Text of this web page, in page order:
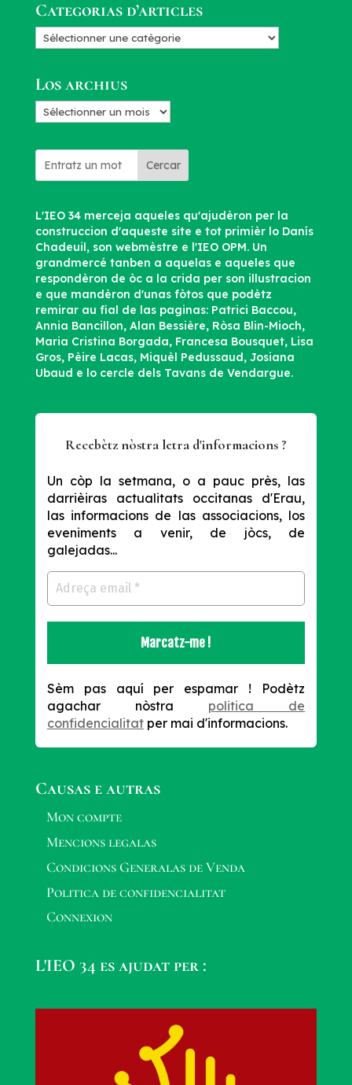
Categorias d’articles
Categorias
Los archius
Los
Cercar
L'IEO 34 merceja aqueles qu'ajudèron per la
construccion d'aqueste site e tot primièr lo Danís
Chadeuil, son webmèstre e l'IEO OPM. Un
grandmercé tanben a aquelas e aqueles que
respondèron de òc a la crida per son illustracion
e que mandèron d'unas fòtos que podètz
remirar au fial de las paginas: Patrici Baccou,
Annia Bancillon, Alan Bessière, Ròsa Blin-Mioch,
Maria Cristina Borgada, Francesa Bousquet, Lisa
Gros, Pèire Lacas, Miquèl Pedussaud, Josiana
Ubaud e lo cercle dels Tavans de Vendargue.
Recebètz nòstra letra d'informacions ?
Un còp la setmana, o a pauc près, las
darrièiras actualitats occitanas d'Erau,
las informacions de las associacions, los
eveniments a venir, de jòcs, de
galejadas...
Sèm pas aquí per espamar !
Podètz
agachar nòstra politica de
confidencialitatper mai d'informacions.
Causas e autras
Mon compte
Mencions legalas
Condicions Generalas de Venda
Politica de confidencialitat
Connexion
L'IEO 34 es ajudat per :